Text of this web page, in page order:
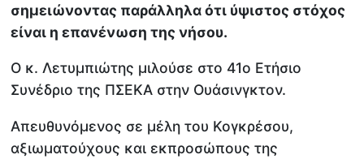
σημειώνοντας παράλληλα ότι ύψιστος στόχος
είναι η επανένωση της νήσου.
Ο κ. Λετυμπιώτης μιλούσε στο 41ο Ετήσιο
Συνέδριο της ΠΣΕΚΑ στην Ουάσινγκτον.
Απευθυνόμενος σε μέλη του Κογκρέσου,
αξιωματούχους και εκπροσώπους της